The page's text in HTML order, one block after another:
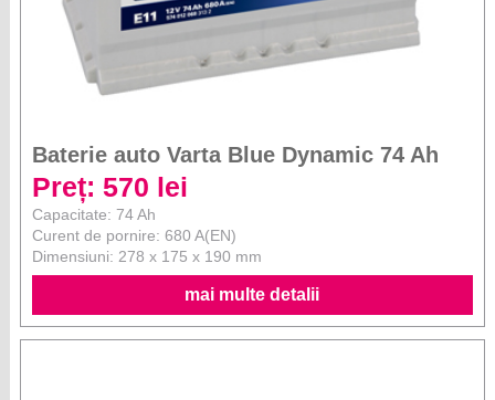
Baterie auto Varta Blue Dynamic 74 Ah
Preț: 570 lei
Capacitate: 74 Ah
Curent de pornire: 680 A(EN)
Dimensiuni: 278 x 175 x 190 mm
mai multe detalii